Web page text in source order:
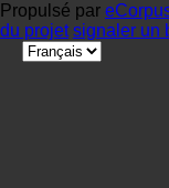
Propulsé par
du projet signaler un